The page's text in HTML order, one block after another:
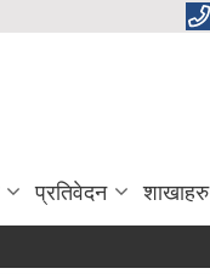
प्रतिवेदन शाखाहरु